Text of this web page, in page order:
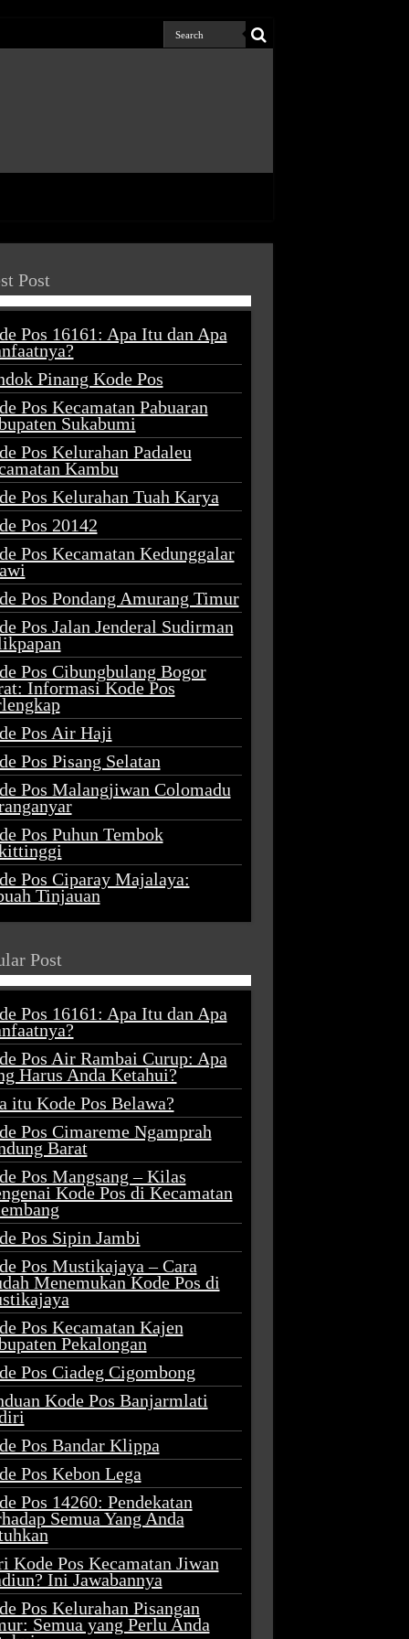
Post
Pos 16161: Apa Itu dan Apa
Pinang Kode Pos
Pos Kecamatan Pabuaran
Sukabumi
Pos Kelurahan Padaleu
Kambu
Pos Kelurahan Tuah Karya
Pos 20142
Pos Kecamatan Kedunggalar
Pos Pondang Amurang Timur
Pos Jalan Jenderal Sudirman
Pos Cibungbulang Bogor
Informasi Kode Pos
Pos Air Haji
Pos Pisang Selatan
Pos Malangjiwan Colomadu
Pos Puhun Tembok
Pos Ciparay Majalaya:
Tinjauan
Post
Pos 16161: Apa Itu dan Apa
Pos Air Rambai Curup: Apa
Harus Anda Ketahui?
itu Kode Pos Belawa?
Pos Cimareme Ngamprah
Barat
Pos Mangsang – Kilas
Kode Pos di Kecamatan
Pos Sipin Jambi
Pos Mustikajaya – Cara
Menemukan Kode Pos di
Pos Kecamatan Kajen
Pekalongan
Pos Ciadeg Cigombong
Kode Pos Banjarmlati
Pos Bandar Klippa
Pos Kebon Lega
Pos 14260: Pendekatan
Semua Yang Anda
Kode Pos Kecamatan Jiwan
Ini Jawabannya
Pos Kelurahan Pisangan
Semua yang Perlu Anda